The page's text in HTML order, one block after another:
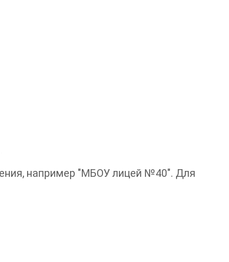
например "МБОУ лицей №40". Для